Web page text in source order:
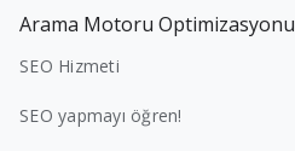
Arama Motoru Optimizasyonu
SEO Hizmeti
SEO yapmayı öğren!